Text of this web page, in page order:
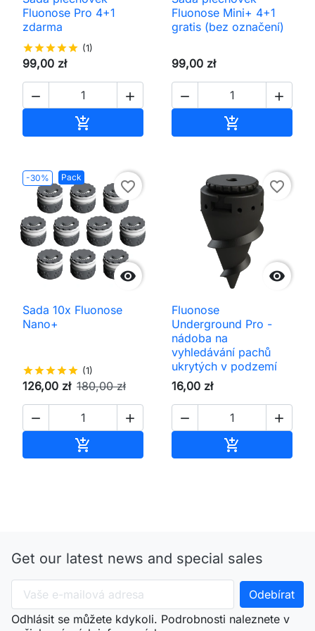
Fluonose Pro 4+1
zdarma
starstarstarstarstar (1)
99,00 zł
 

Fluonose Mini+ 4+1
gratis (bez označení)
99,00 zł
 

-30% Pack

favorite_border
Sada 10x Fluonose
Nano+
starstarstarstarstar (1)
126,00 zł 180,00 zł
 


favorite_border
Fluonose
Underground Pro -
nádoba na
vyhledávání pachů
ukrytých v podzemí
16,00 zł
 

Get our latest news and special sales
Odhlásit se můžete kdykoli. Podrobnosti naleznete v